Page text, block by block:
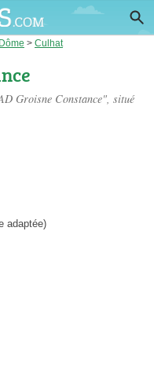
> Culhat
Groisne Constance", situé
adaptée)